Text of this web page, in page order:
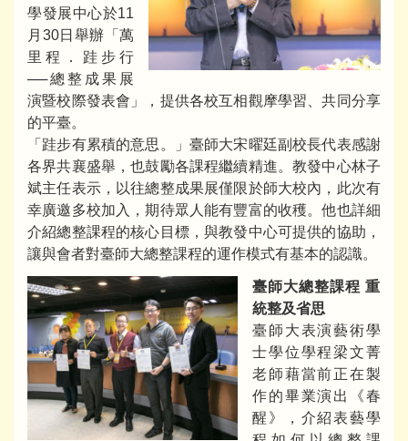
學發展中心於11
月30日舉辦「萬
里程．跬步行
──總整成果展
演暨校際發表會」，提供各校互相觀摩學習、共同分享
的平臺。
「跬步有累積的意思。」臺師大宋曜廷副校長代表感謝
各界共襄盛舉，也鼓勵各課程繼續精進。教發中心林子
斌主任表示，以往總整成果展僅限於師大校內，此次有
幸廣邀多校加入，期待眾人能有豐富的收穫。他也詳細
介紹總整課程的核心目標，與教發中心可提供的協助，
讓與會者對臺師大總整課程的運作模式有基本的認識。
臺師大總整課程 重
統整及省思
臺師大表演藝術學
士學位學程梁文菁
老師藉當前正在製
作的畢業演出《春
醒》，介紹表藝學